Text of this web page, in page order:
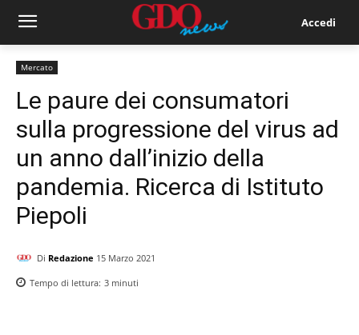
Accedi
Mercato
Le paure dei consumatori
sulla progressione del virus ad
un anno dall’inizio della
pandemia. Ricerca di Istituto
Piepoli
Di Redazione 15 Marzo 2021
Tempo di lettura: 3 minuti